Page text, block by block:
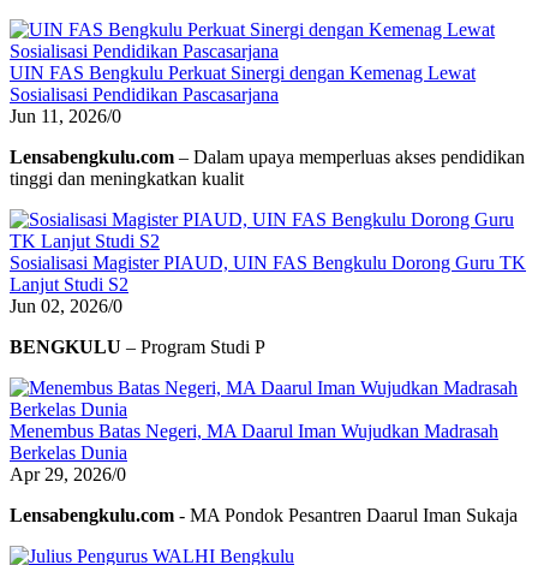
UIN FAS Bengkulu Perkuat Sinergi dengan Kemenag Lewat
Sosialisasi Pendidikan Pascasarjana
Jun 11, 2026/0
Lensabengkulu.com – Dalam upaya memperluas akses pendidikan
tinggi dan meningkatkan kualit
Sosialisasi Magister PIAUD, UIN FAS Bengkulu Dorong Guru TK
Lanjut Studi S2
Jun 02, 2026/0
BENGKULU – Program Studi P
Menembus Batas Negeri, MA Daarul Iman Wujudkan Madrasah
Berkelas Dunia
Apr 29, 2026/0
Lensabengkulu.com - MA Pondok Pesantren Daarul Iman Sukaja